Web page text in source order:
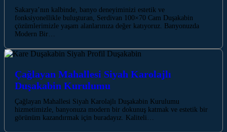
Sakarya’nın kalbinde, banyo deneyiminizi estetik ve
fonksiyonellikle buluşturan, Serdivan 100×70 Cam Duşakabin
çözümlerimizle yaşam alanlarınıza değer katıyoruz. Banyonuzda
Modern Bir…
Çağlayan Mahallesi Siyah Karolajlı
Duşakabin Kurulumu
Çağlayan Mahallesi Siyah Karolajlı Duşakabin Kurulumu
hizmetimizle, banyonuza modern bir dokunuş katmak ve estetik bir
görünüm kazandırmak için buradayız. Kaliteli…